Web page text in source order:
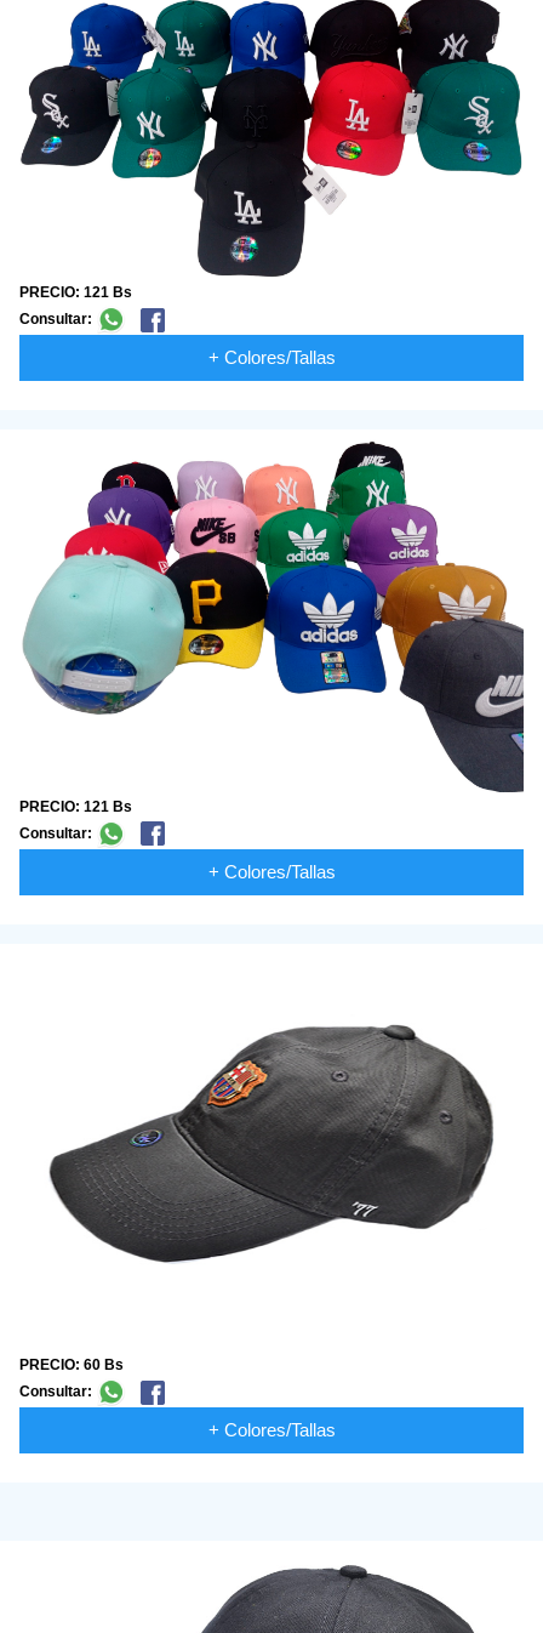
PRECIO: 121 Bs
Consultar:
+ Colores/Tallas
PRECIO: 121 Bs
Consultar:
+ Colores/Tallas
PRECIO: 60 Bs
Consultar:
+ Colores/Tallas